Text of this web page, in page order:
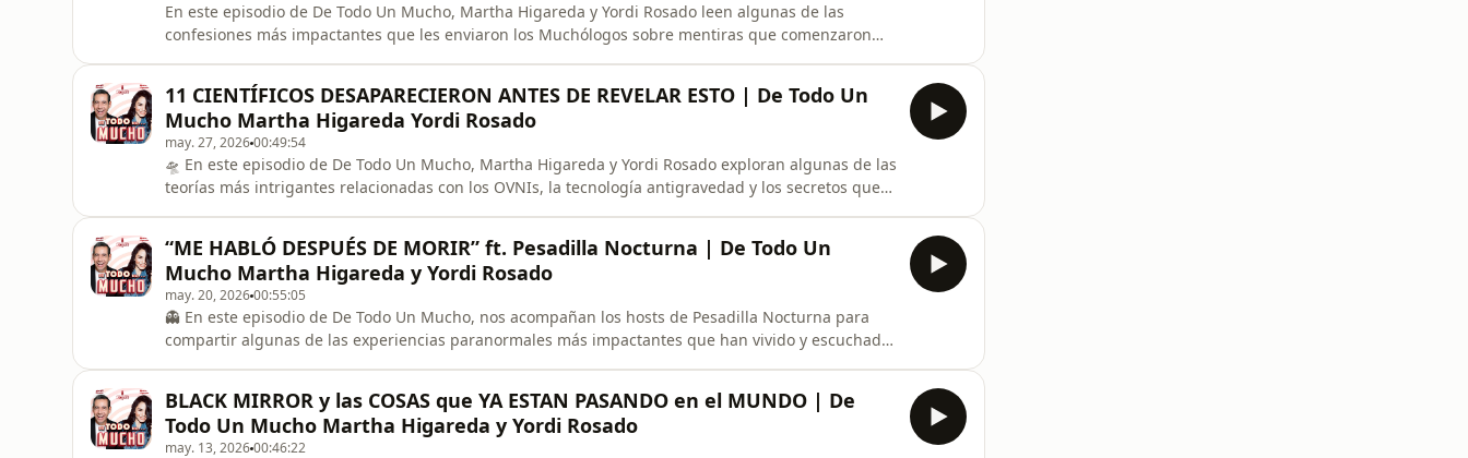
En este episodio de De Todo Un Mucho, Martha Higareda y Yordi Rosado leen algunas de las
confesiones más impactantes que les enviaron los Muchólogos sobre mentiras que comenzaron
fingió un embarazo para evitar que su pareja la dejara, hasta una persona que sostuvo durante
años una mentira que cambió por comp
11 CIENTÍFICOS DESAPARECIERON ANTES DE REVELAR ESTO | De Todo Un
Mucho Martha Higareda Yordi Rosado
may. 27, 202600:49:54
🛸 En este episodio de De Todo Un Mucho, Martha Higareda y Yordi Rosado exploran algunas de las
teorías más intrigantes relacionadas con los OVNIs, la tecnología antigravedad y los secretos que
analizan el caso de varios científicos que desaparecieron o murieron en circunstancias que han
dado pie a numerosas
“ME HABLÓ DESPUÉS DE MORIR” ft. Pesadilla Nocturna | De Todo Un
Mucho Martha Higareda y Yordi Rosado
may. 20, 202600:55:05
👻 En este episodio de De Todo Un Mucho, nos acompañan los hosts de Pesadilla Nocturna para
compartir algunas de las experiencias paranormales más impactantes que han vivido y escuchado.
nadie más podía percibir
BLACK MIRROR y las COSAS que YA ESTAN PASANDO en el MUNDO | De
Todo Un Mucho Martha Higareda y Yordi Rosado
may. 13, 202600:46:22